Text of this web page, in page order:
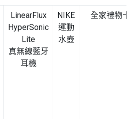
LinearFlux
HyperSonic
Lite
真無線藍牙
耳機
NIKE
運動
水壺
全家禮物卡